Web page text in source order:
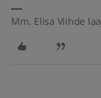
Mm. Elisa Viihde